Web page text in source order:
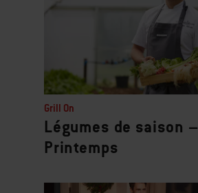
Grill On
Légumes de saison –
Printemps